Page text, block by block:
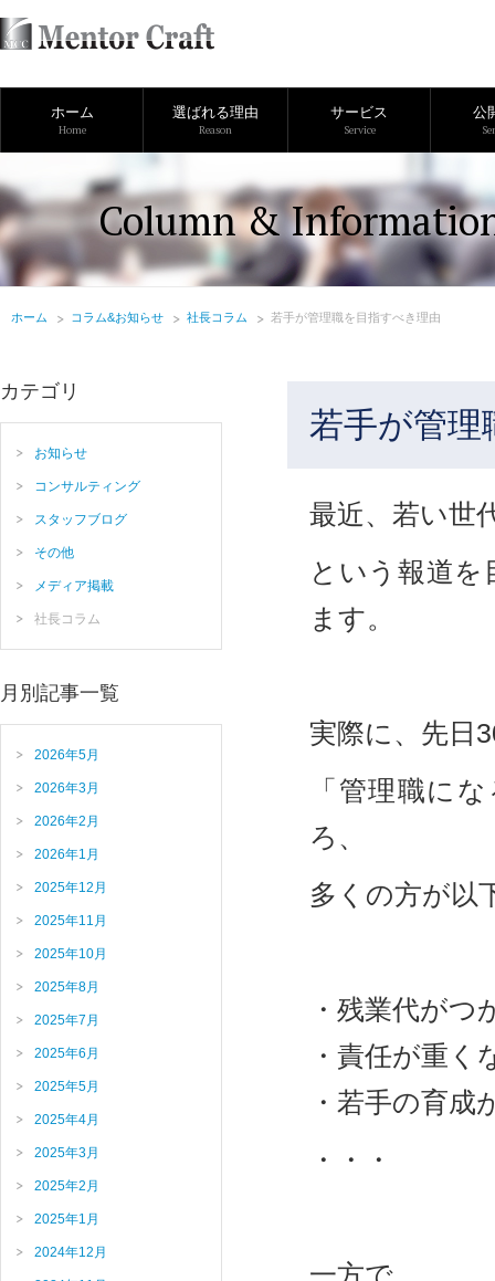
ホーム
Home
選ばれる理由
Reason
サービス
Service
公
Column &
ホーム コラム&お知らせ 社長コラム 若手が管理職を目指すべき理由
若手が管理
最近、若い世
という報道
ます。
実際に、先日
「管理職に
ろ、
多くの方が以
・残業代がつ
・責任が重く
・若手の育成
・・・
一方で、
カテゴリ
お知らせ
コンサルティング
スタッフブログ
その他
メディア掲載
社長コラム
月別記事一覧
2026年5月
2026年3月
2026年2月
2026年1月
2025年12月
2025年11月
2025年10月
2025年8月
2025年7月
2025年6月
2025年5月
2025年4月
2025年3月
2025年2月
2025年1月
2024年12月